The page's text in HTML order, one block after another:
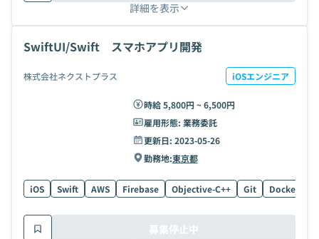
詳細を表示
SwiftUI/Swift スマホアプリ開発
株式会社ネクストプラス iOSエンジニア
時給 5,800円 ~ 6,500円
雇用形態: 業務委託
更新日: 2023-05-26
勤務地:東京都
iOS Swift AWS Firebase Objective-C++ Git Docker
募集停止中